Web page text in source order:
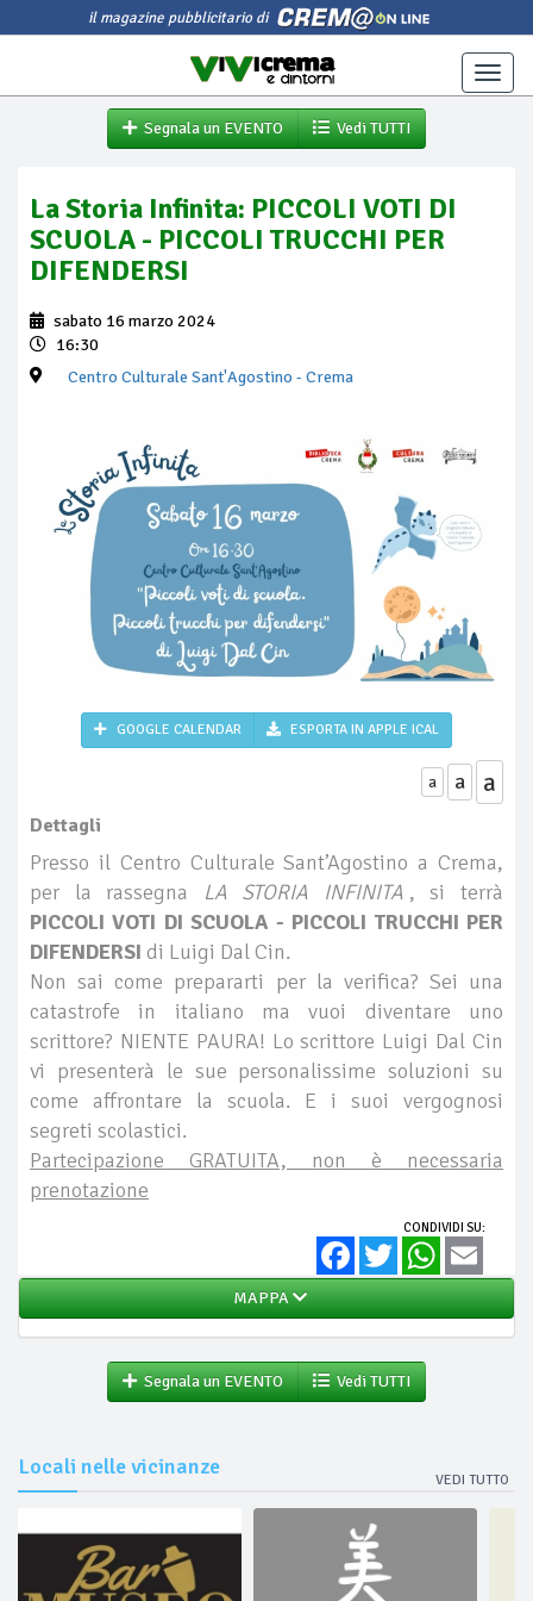
il magazine pubblicitario di
Toggle
Segnala un EVENTO
Vedi TUTTI
La Storia Infinita: PICCOLI VOTI DI
SCUOLA - PICCOLI TRUCCHI PER
DIFENDERSI
sabato 16 marzo 2024
16:30
Centro Culturale Sant'Agostino - Crema
GOOGLE CALENDAR ESPORTA IN APPLE ICAL
a a a
Dettagli
Presso il Centro Culturale Sant’Agostino a Crema,
per la rassegna
LA STORIA INFINITA , si terrà
PICCOLI VOTI DI SCUOLA - PICCOLI TRUCCHI PER
DIFENDERSI di Luigi Dal Cin.
Non sai come prepararti per la verifica? Sei una
catastrofe in italiano ma vuoi diventare uno
scrittore? NIENTE PAURA! Lo scrittore Luigi Dal Cin
vi presenterà le sue personalissime soluzioni su
come affrontare la scuola. E i suoi vergognosi
segreti scolastici.
Partecipazione GRATUITA, non è necessaria
prenotazione
CONDIVIDI SU:
FacebookTwitter WhatsApp
MAPPA
Segnala un EVENTO Vedi TUTTI
Locali nelle vicinanze
VEDI TUTTO